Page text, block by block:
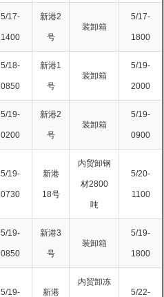
5/17-
1400
新港2
号
装卸箱
5/17-
1800
5/18-
0850
新港1
号
装卸箱
5/19-
2000
5/19-
0200
新港2
号
装卸箱
5/19-
0900
5/19-
0730
新港
18号
内贸卸钢
材2800
吨
5/20-
1100
5/19-
0850
新港3
号
装卸箱
5/19-
1800
5/19-
新港
内贸卸冻
5/22-